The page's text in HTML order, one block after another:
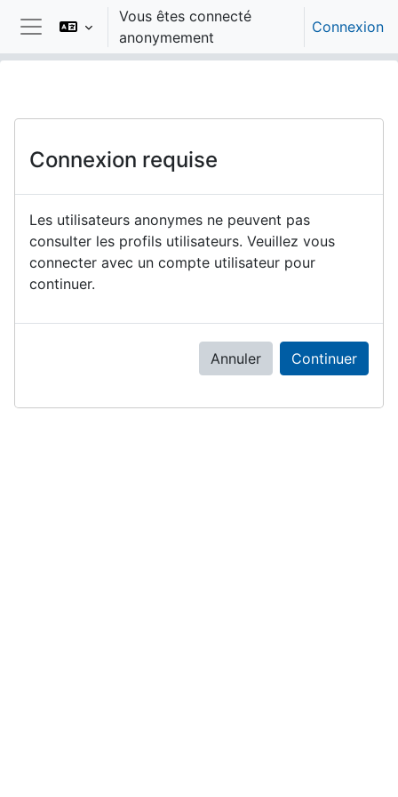
Passer au contenu principal
Panneau latéral
Vous êtes connecté
anonymement
Connexion
Connexion requise
Les utilisateurs anonymes ne peuvent pas
consulter les profils utilisateurs. Veuillez vous
connecter avec un compte utilisateur pour
continuer.
Annuler Continuer